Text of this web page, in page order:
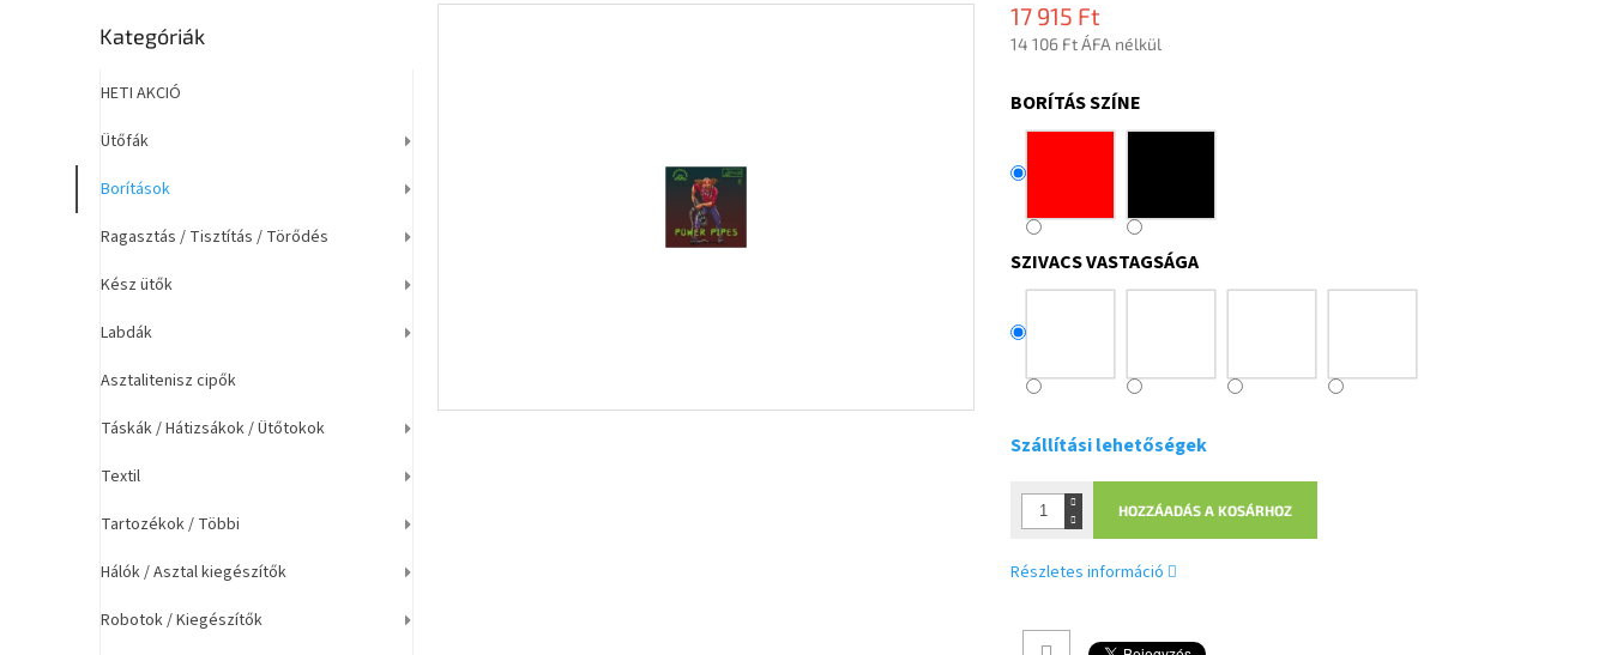
l
a
s
p
a
e
Kategóriák
Kategóriák
HETI AKCIÓ
Ütőfák
Borítások
Ragasztás / Tisztítás / Törődés
Kész ütők
Labdák
Asztalitenisz cipők
Táskák / Hátizsákok / Ütőtokok
Textil
Tartozékok / Többi
Hálók / Asztal kiegészítők
Robotok / Kiegészítők
17 915 Ft
14 106 Ft ÁFA nélkül
BORÍTÁS SZÍNE
SZIVACS VASTAGSÁGA
Szállítási lehetőségek
HOZZÁADÁS A KOSÁRHOZ
Részletes információ